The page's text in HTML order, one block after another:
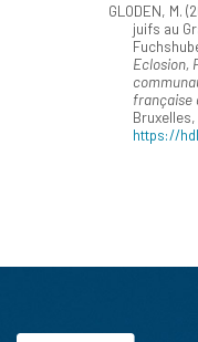
GLODEN, M.
juifs au
Eclosion,
française
Bruxelles,
https://